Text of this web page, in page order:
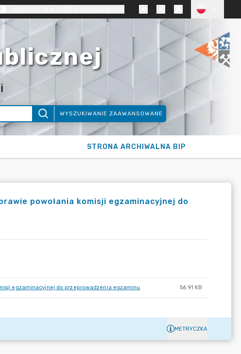
WYSZUKIWANIE ZAAWANSOWANE
STRONA ARCHIWALNA BIP
powołania komisji egzaminacyjnej do
egzaminacyjnej do przeprowadzenia egzaminu 56.91 KB
METRYCZKA